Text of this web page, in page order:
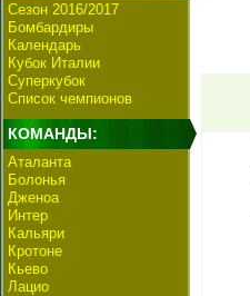
Сезон 2016/2017
Бомбардиры
Календарь
Кубок Италии
Суперкубок
Список чемпионов
КОМАНДЫ:
Аталанта
Болонья
Дженоа
Интер
Кальяри
Кротоне
Кьево
Лацио